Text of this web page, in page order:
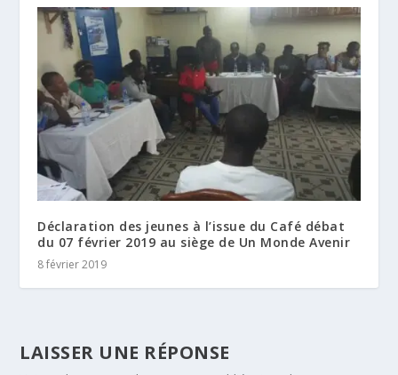
Déclaration des jeunes à l’issue du Café débat
du 07 février 2019 au siège de Un Monde Avenir
8 février 2019
LAISSER UNE RÉPONSE